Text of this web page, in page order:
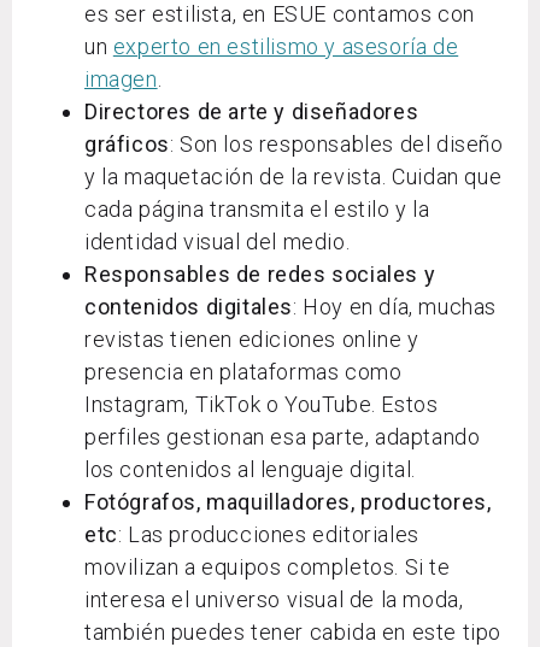
es ser estilista, en ESUE contamos con
un experto en estilismo y asesoría de
imagen.
Directores de arte y diseñadores
gráficos: Son los responsables del diseño
y la maquetación de la revista. Cuidan que
cada página transmita el estilo y la
identidad visual del medio.
Responsables de redes sociales y
contenidos digitales: Hoy en día, muchas
revistas tienen ediciones online y
presencia en plataformas como
Instagram, TikTok o YouTube. Estos
perfiles gestionan esa parte, adaptando
los contenidos al lenguaje digital.
Fotógrafos, maquilladores, productores,
etc: Las producciones editoriales
movilizan a equipos completos. Si te
interesa el universo visual de la moda,
también puedes tener cabida en este tipo